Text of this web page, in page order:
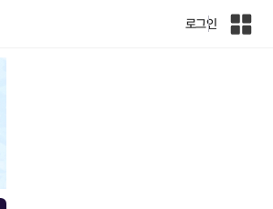
로그인
인